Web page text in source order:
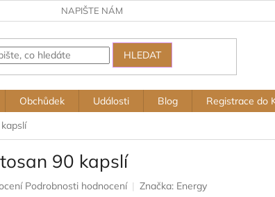
NAPIŠTE NÁM
HLEDAT
Obchůdek Události Blog Registrace do
90 kapslí
Podrobnosti hodnocení Značka: Energy